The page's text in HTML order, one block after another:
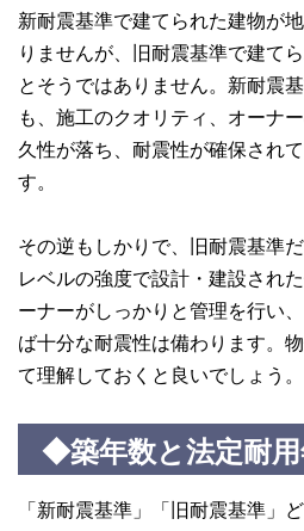
新耐震基準で建てられた建物が
りませんが、旧耐震基準で建て
とそうではありません。新耐震
も、施工のクオリティ、オーナ
久性が落ち、耐震性が確保され
す。
その逆もしかりで、旧耐震基準
レベルの強度で設計・建設され
ーナーがしっかりと管理を行い
ば十分な耐震性は備わります。
て理解しておくと良いでしょう。
◆築年数と法定耐
「新耐震基準」「旧耐震基準」